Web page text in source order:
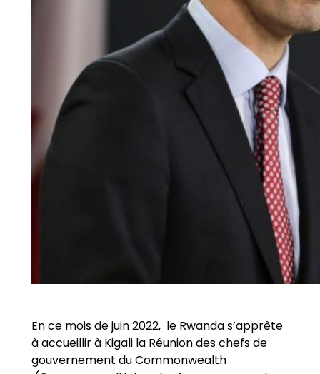
En ce mois de juin 2022, le Rwanda s’apprête
à accueillir à Kigali la Réunion des chefs de
gouvernement du Commonwealth